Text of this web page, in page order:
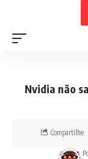
Nvidia não
Compartilhe